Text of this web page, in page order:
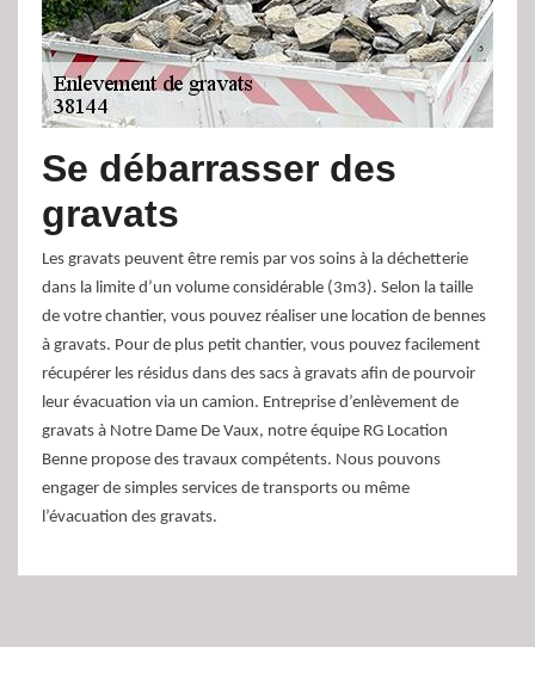
Se débarrasser des
gravats
Les gravats peuvent être remis par vos soins à la déchetterie
dans la limite d’un volume considérable (3m3). Selon la taille
de votre chantier, vous pouvez réaliser une location de bennes
à gravats. Pour de plus petit chantier, vous pouvez facilement
récupérer les résidus dans des sacs à gravats afin de pourvoir
leur évacuation via un camion. Entreprise d’enlèvement de
gravats à Notre Dame De Vaux, notre équipe RG Location
Benne propose des travaux compétents. Nous pouvons
engager de simples services de transports ou même
l’évacuation des gravats.